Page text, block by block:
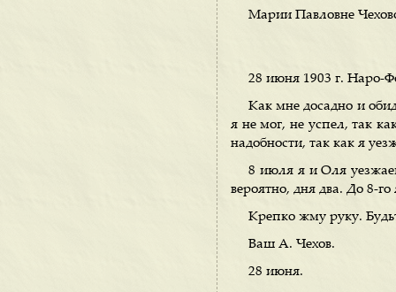
Марии Павловне
28 июня 1903 г. Наро-
Как мне досадно и
я не мог, не успел, так
надобности, так как я
8 июля я и Оля
вероятно, дня два. До 8-
Крепко жму руку.
Ваш А. Чехов.
28 июня.